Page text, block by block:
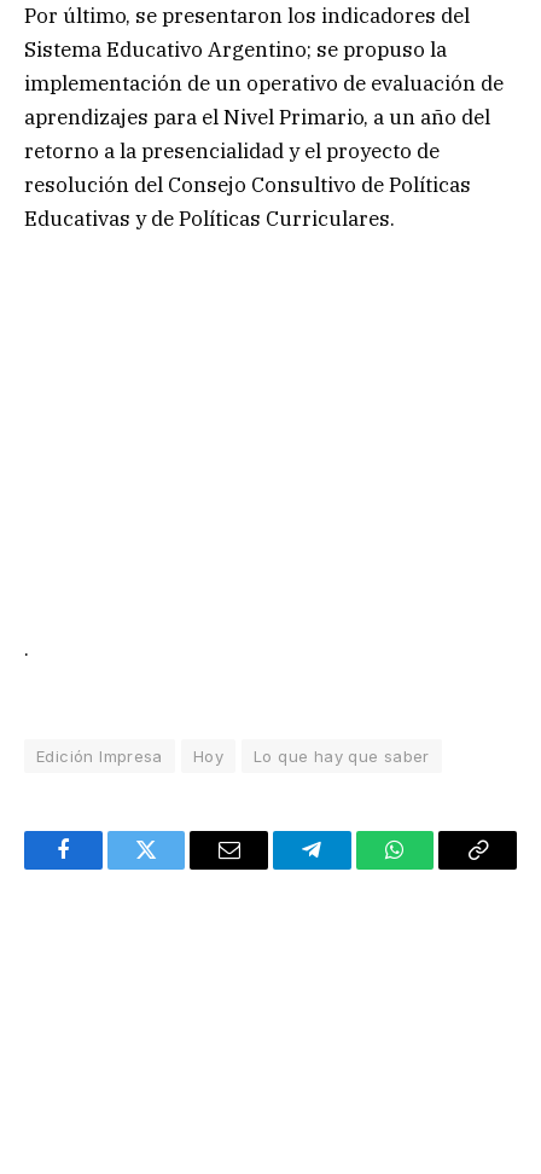
Por último, se presentaron los indicadores del
Sistema Educativo Argentino; se propuso la
implementación de un operativo de evaluación de
aprendizajes para el Nivel Primario, a un año del
retorno a la presencialidad y el proyecto de
resolución del Consejo Consultivo de Políticas
Educativas y de Políticas Curriculares.
.
Edición Impresa Hoy Lo que hay que saber
FacebookTwitter Email TelegramWhatsAppCopy